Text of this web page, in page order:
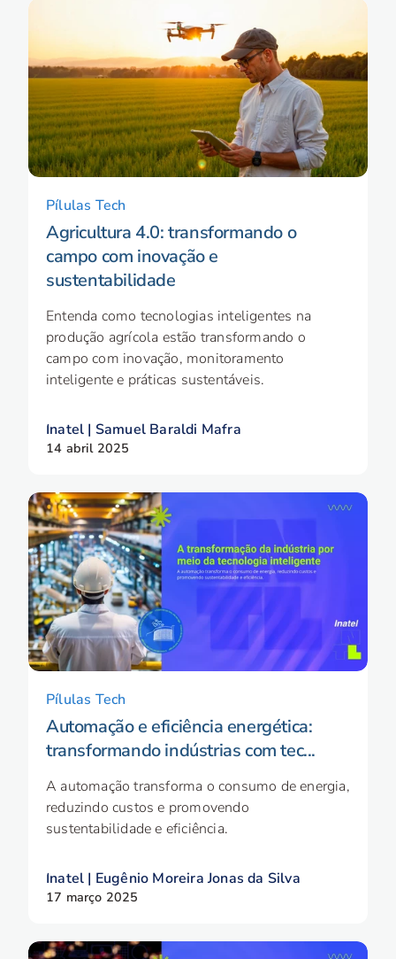
Pílulas Tech
Agricultura 4.0: transformando o
campo com inovação e
sustentabilidade
Entenda como tecnologias inteligentes na
produção agrícola estão transformando o
campo com inovação, monitoramento
inteligente e práticas sustentáveis.
Inatel | Samuel Baraldi Mafra
14 abril 2025
Pílulas Tech
Automação e eficiência energética:
transformando indústrias com tec...
A automação transforma o consumo de energia,
reduzindo custos e promovendo
sustentabilidade e eficiência.
Inatel | Eugênio Moreira Jonas da Silva
17 março 2025